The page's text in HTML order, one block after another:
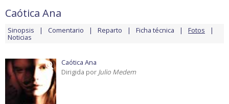
Caótica Ana
Sinopsis Comentario Reparto Ficha técnica Fotos
Noticias
Caótica Ana
Dirigida por Julio Medem